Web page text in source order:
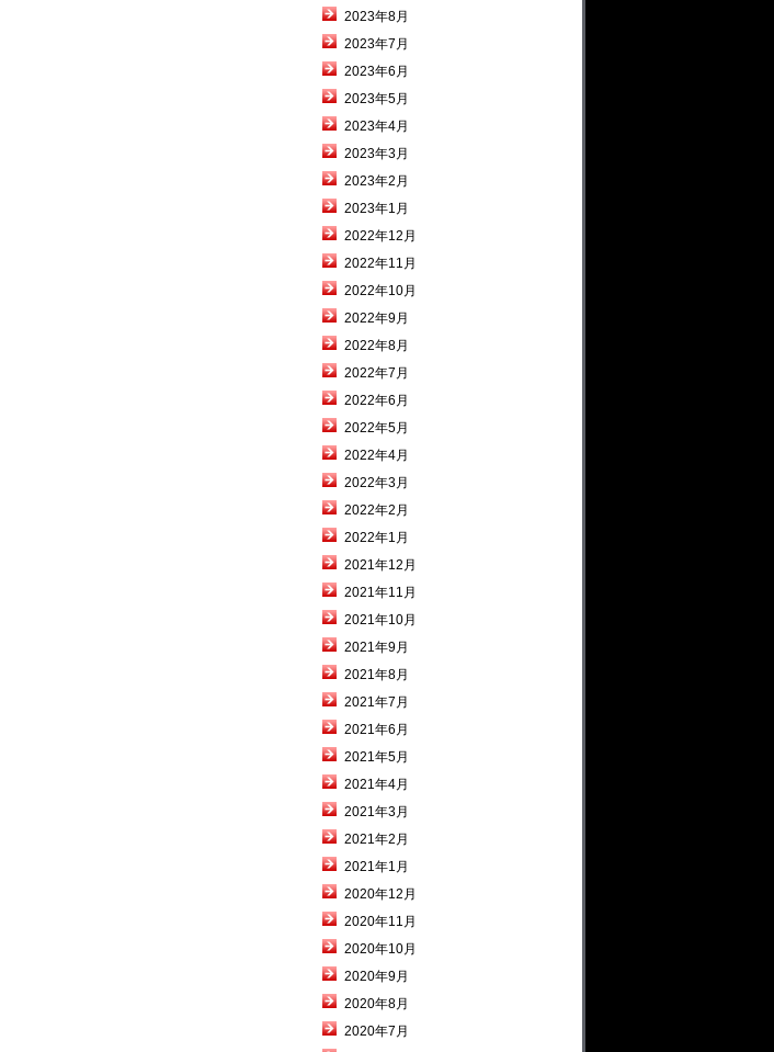
2023年8月
2023年7月
2023年6月
2023年5月
2023年4月
2023年3月
2023年2月
2023年1月
2022年12月
2022年11月
2022年10月
2022年9月
2022年8月
2022年7月
2022年6月
2022年5月
2022年4月
2022年3月
2022年2月
2022年1月
2021年12月
2021年11月
2021年10月
2021年9月
2021年8月
2021年7月
2021年6月
2021年5月
2021年4月
2021年3月
2021年2月
2021年1月
2020年12月
2020年11月
2020年10月
2020年9月
2020年8月
2020年7月